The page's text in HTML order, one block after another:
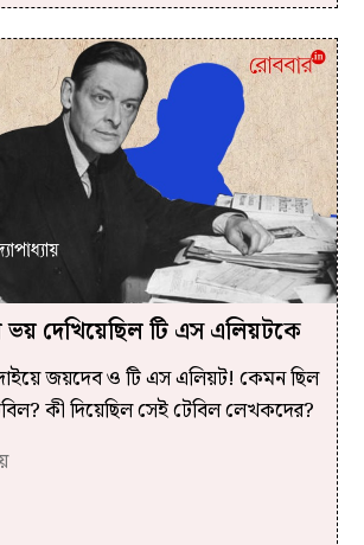
ভয় দেখিয়েছিল টি এস এলিয়টকে
জয়দেব ও টি এস এলিয়ট! কেমন ছিল
কী দিয়েছিল সেই টেবিল লেখকদের?